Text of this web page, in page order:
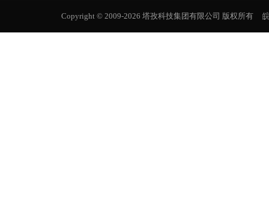
Copyright © 2009-2026 塔孜科技集团有限公司 版权所有